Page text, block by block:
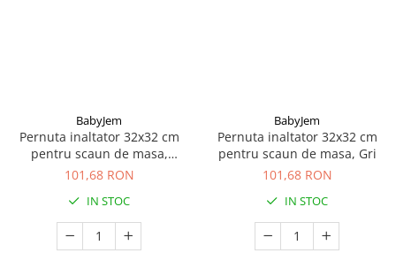
BabyJem
Pernuta inaltator 32x32 cm
pentru scaun de masa,
BabyJem, Antracit
101,68 RON
IN STOC
BabyJem
Pernuta inaltator 32x32 cm
pentru scaun de masa, Gri
101,68 RON
IN STOC